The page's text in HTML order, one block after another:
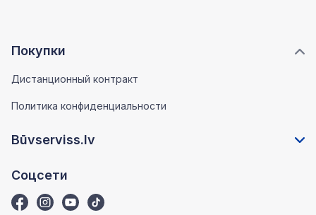
Покупки
Дистанционный контракт
Политика конфиденциальности
Būvserviss.lv
Соцсети